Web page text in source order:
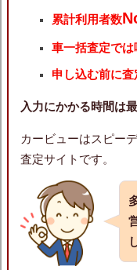
累計利用者数
車一括査定では
申し込む前に査
入力にかかる時間は
カービューはスピー
査定サイトです。